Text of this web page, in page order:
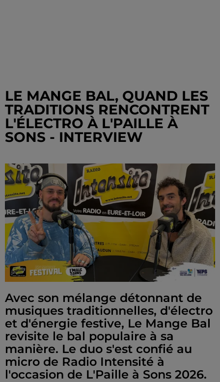
LE MANGE BAL, QUAND LES
TRADITIONS RENCONTRENT
L'ÉLECTRO À L'PAILLE À
SONS - INTERVIEW
Avec son mélange détonnant de
musiques traditionnelles, d'électro
et d'énergie festive, Le Mange Bal
revisite le bal populaire à sa
manière. Le duo s'est confié au
micro de Radio Intensité à
l'occasion de L'Paille à Sons 2026.